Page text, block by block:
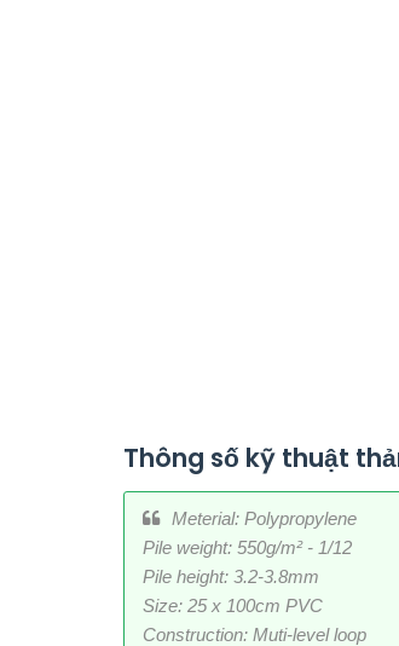
Thông số kỹ thuật
Meterial: Polypropylene
Pile weight: 550g/m² - 1/12
Pile height: 3.2-3.8mm
Size: 25 x 100cm PVC
Construction: Muti-level loop